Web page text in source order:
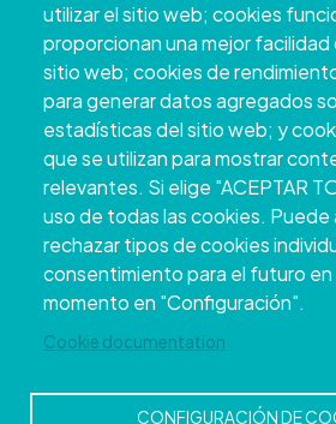
utilizar el sitio web; cookies
proporcionan una mejor facilidad
sitio web; cookies de
para generar datos agregados
estadísticas del sitio web; y
que se utilizan para mostrar
relevantes. Si elige "ACEPTAR
uso de todas las cookies.
rechazar tipos de cookies
consentimiento para el futuro en
momento en "Configuración".
Cookie documentation
CONFIGURACIÓN DE
Copyright © 2026.
Pontevedra.
Todos os